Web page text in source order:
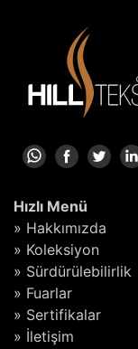
Hızlı Menü
» Hakkımızda
» Koleksiyon
» Sürdürülebilirlik
» Fuarlar
» Sertifikalar
» İletişim